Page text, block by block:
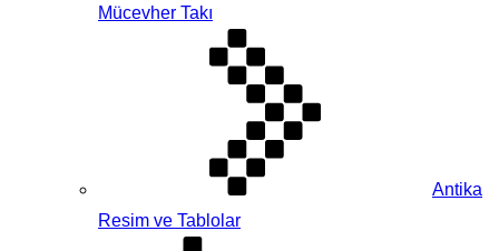
Mücevher Takı
Antika
Resim ve Tablolar